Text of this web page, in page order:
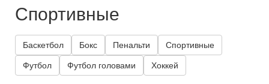
Спортивные
Баскетбол Бокс Пенальти Спортивные
Футбол Футбол головами Хоккей